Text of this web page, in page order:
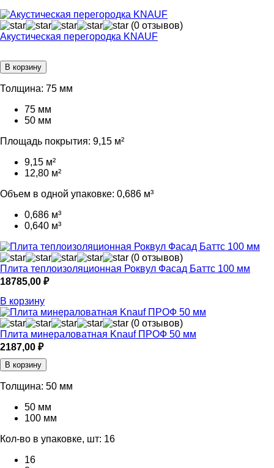
(0 отзывов)
Акустическая перегородка KNAUF
В корзину
Толщина: 75 мм
75 мм
50 мм
Площадь покрытия: 9,15 м²
9,15 м²
12,80 м²
Объем в одной упаковке: 0,686 м³
0,686 м³
0,640 м³
(0 отзывов)
Плита теплоизоляционная Роквул Фасад Баттс 100 мм
18785,00 ₽
В корзину
(0 отзывов)
Плита минераловатная Knauf ПРОФ 50 мм
2187,00 ₽
В корзину
Толщина: 50 мм
50 мм
100 мм
Кол-во в упаковке, шт: 16
16